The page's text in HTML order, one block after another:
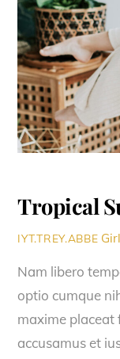
Tropical
IYT.TREY.ABBE
Nam libero
optio cumque
maxime placeat
accusamus et